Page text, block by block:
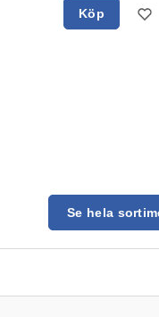
Köp
Se hela